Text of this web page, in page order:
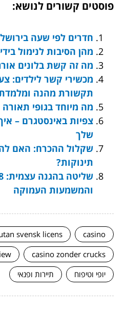
פוסטים קשורים לנושא:
חדרים לפי שעה
מהן הסיבות לנימול
מה זה קשת בלונים
מכשירי קשר לילדים:
תקשורת מהנה
מה מיוחד בגופי
צפיות באינסטגרם –
שלך
שקלול ההכרח: האם
תינוקות?
והמשמעות העמוקה
casino
svensk licens
casino zonder crucks
יופי וטיפוח
תיירות ופנאי